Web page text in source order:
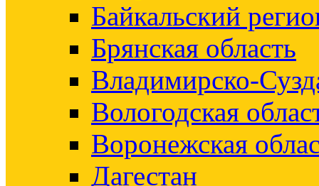
Байкальский
Брянская область
Владимирско-
Вологодская
Воронежская
Дагестан